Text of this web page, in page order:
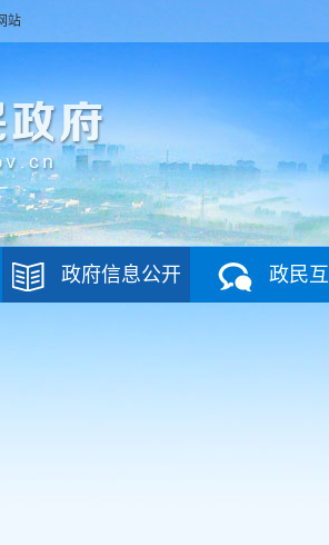
站
政府信息公开 政民